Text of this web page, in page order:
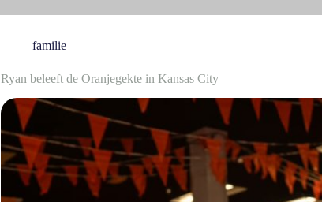
familie
Ryan beleeft de Oranjegekte in Kansas City